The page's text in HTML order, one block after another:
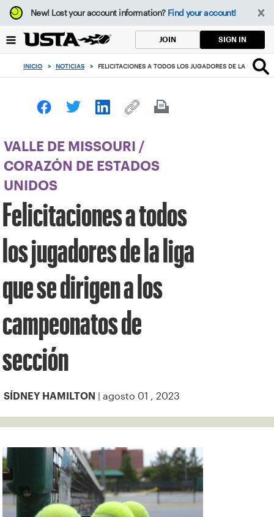
Enfoque
desde
botón
volver
principio
New!Lost your account information? Find your account!
JOIN SIGN IN
INICIO > NOTICIAS > FELICITACIONES A TODOS LOS JUGADORES DE LA LIGA
VALLE DE MISSOURI
/
CORAZÓN DE ESTADOS
UNIDOS
Felicitaciones a todos
los jugadores de la liga
que se dirigen a los
campeonatos de
sección
SÍDNEY HAMILTON | agosto 01 , 2023